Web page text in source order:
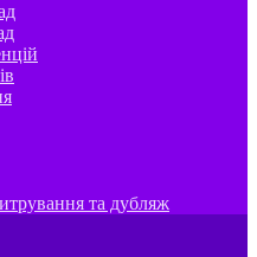
та дубляж